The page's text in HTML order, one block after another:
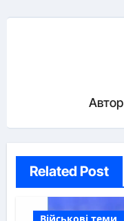
Автор
Related Post